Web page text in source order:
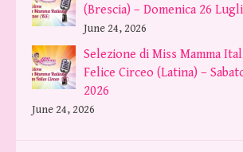
(Brescia) – Domenica 26
June 24, 2026
Selezione di Miss Mamma
Felice Circeo (Latina) –
2026
June 24, 2026